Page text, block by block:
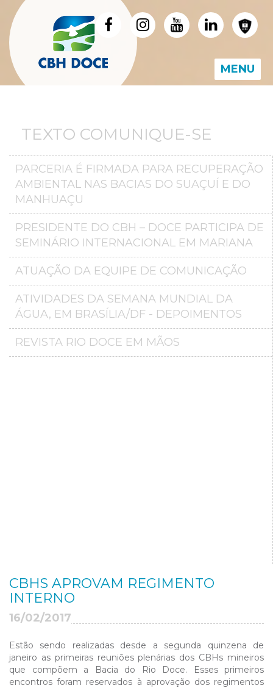
MENU
TEXTO COMUNIQUE-SE
PARCERIA É FIRMADA PARA RECUPERAÇÃO
AMBIENTAL NAS BACIAS DO SUAÇUÍ E DO
MANHUAÇU
PRESIDENTE DO CBH – DOCE PARTICIPA DE
SEMINÁRIO INTERNACIONAL EM MARIANA
ATUAÇÃO DA EQUIPE DE COMUNICAÇÃO
ATIVIDADES DA SEMANA MUNDIAL DA
ÁGUA, EM BRASÍLIA/DF - DEPOIMENTOS
REVISTA RIO DOCE EM MÃOS
CBHS APROVAM REGIMENTO
INTERNO
16/02/2017
Estão sendo realizadas desde a segunda quinzena de
janeiro as primeiras reuniões plenárias dos CBHs mineiros
que compõem a Bacia do Rio Doce. Esses primeiros
encontros foram reservados à aprovação dos regimentos